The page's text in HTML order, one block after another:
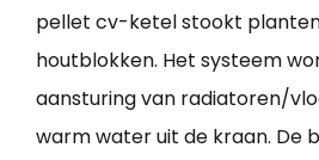
pellet cv-ketel stookt
houtblokken. Het systeem
aansturing van radiatoren/
warm water uit de kraan. De